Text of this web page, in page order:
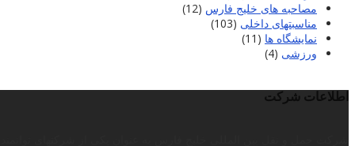
مصاحبه های خلیج فارس (12)
مناسبتهای داخلی (103)
نمایشگاه ها (11)
ورزشی (4)
اطلاعات شرکت